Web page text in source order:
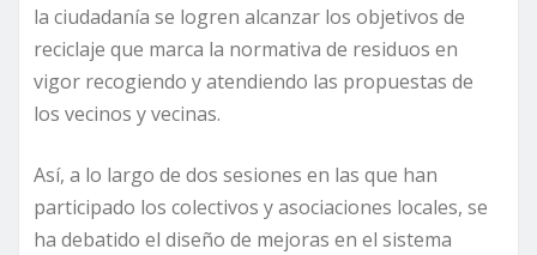
la ciudadanía se logren alcanzar los objetivos de
reciclaje que marca la normativa de residuos en
vigor recogiendo y atendiendo las propuestas de
los vecinos y vecinas.
Así, a lo largo de dos sesiones en las que han
participado los colectivos y asociaciones locales, se
ha debatido el diseño de mejoras en el sistema